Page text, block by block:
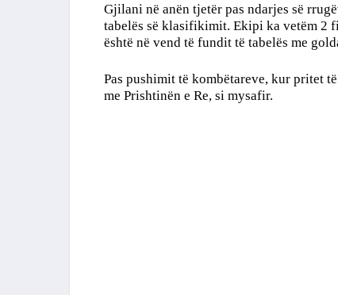
Gjilani në anën tjetër pas ndarjes së
tabelës së klasifikimit. Ekipi ka vetëm 2
është në vend të fundit të tabelës me
Pas pushimit të kombëtareve, kur pritet
me Prishtinën e Re, si mysafir.